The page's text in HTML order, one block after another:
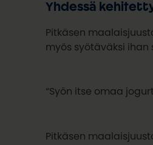
Yhdessä
Pitkäsen
myös syötäväksi
“Syön itse omaa
Pitkäsen